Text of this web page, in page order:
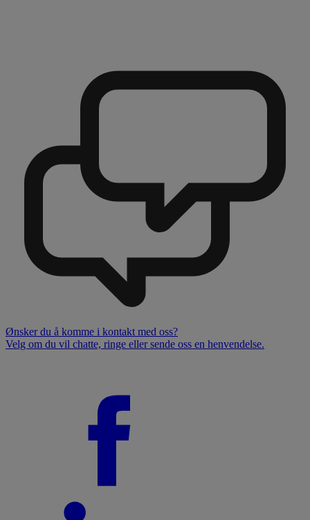
Ønsker du å komme i kontakt med oss?
Velg om du vil chatte, ringe eller sende oss en henvendelse.